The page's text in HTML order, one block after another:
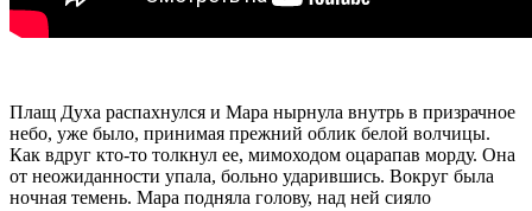
Плащ Духа распахнулся и Мара нырнула внутрь в призрачное
небо, уже было, принимая прежний облик белой волчицы.
Как вдруг кто-то толкнул ее, мимоходом оцарапав морду. Она
от неожиданности упала, больно ударившись. Вокруг была
ночная темень. Мара подняла голову, над ней сияло